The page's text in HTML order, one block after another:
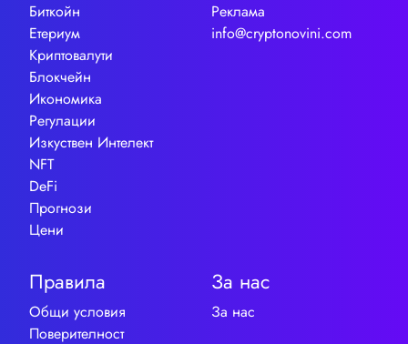
Биткойн
Етериум
Криптовалути
Блокчейн
Икономика
Регулации
Изкуствен Интелект
NFT
DeFi
Прогнози
Цени
Реклама
info@cryptonovini.com
Правила
Общи условия
Поверителност
За нас
За нас